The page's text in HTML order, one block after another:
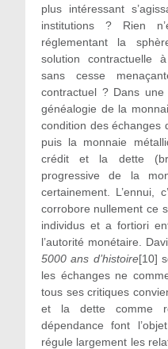
plus intéressant
institutions ? Rien
réglementant la
solution contractuelle
sans cesse
contractuel ? Dans
généalogie de la
condition des échanges
puis la monnaie
crédit et la dette
progressive de la
certainement. L’ennui,
corrobore nullement ce
individus et a fortiori
l’autorité monétaire.
5000 ans d’histoire[10]
les échanges ne
tous ses critiques
et la dette comme
dépendance font
régule largement les